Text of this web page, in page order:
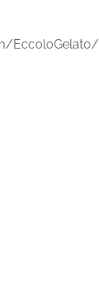
EccoloGelato/